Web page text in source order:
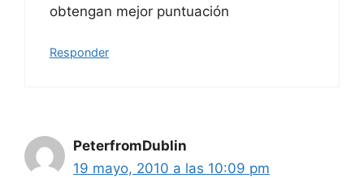
obtengan mejor puntuación
Responder
PeterfromDublin
19 mayo, 2010 a las 10:09 pm